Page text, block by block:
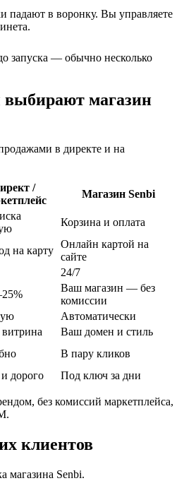
падают в воронку. Вы управляете
запуска — обычно несколько
выбирают магазин
в директе и на
/
Магазин Senbi
Корзина и оплата
на карту
Онлайн картой на
сайте
24/7
Ваш магазин — без
комиссии
Автоматически
Ваш домен и стиль
В пару кликов
дорого Под ключ за дни
без комиссий маркетплейса,
клиентов
магазина Senbi.